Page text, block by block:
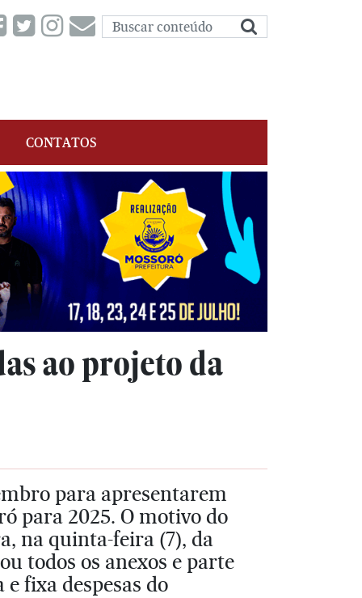
CONTATOS
ao projeto da
para apresentarem
para 2025. O motivo do
na quinta-feira (7), da
todos os anexos e parte
fixa despesas do